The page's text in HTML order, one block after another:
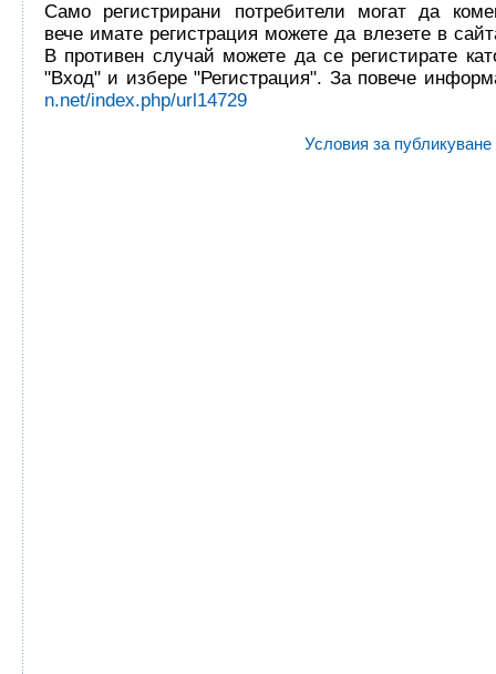
Само регистрирани потребители могат да
вече имате регистрация можете да влезете в
В противен случай можете да се регистирате
"Вход" и избере "Регистрация". За повече
n.net/index.php/url14729
Условия за